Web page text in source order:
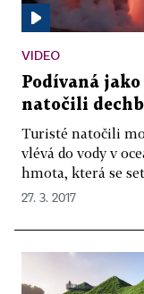
VIDEO
Podívaná
natočili
Turisté natočili
vlévá do vody v
hmota, která se
27. 3. 2017